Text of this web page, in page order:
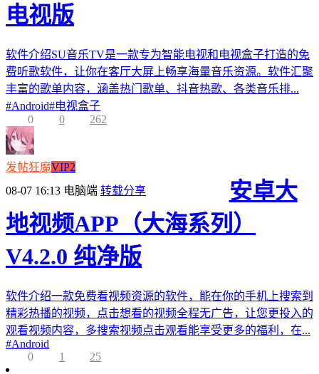
电视版
软件介绍SU音乐TV是一款专为智能电视和电视盒子打造的免
费听歌软件，让你在客厅大屏上畅享海量音乐资源。软件汇聚
丰富的歌单内容，涵盖热门歌单、抖音热歌、各类音乐排...
#Android#电视盒子
0
0 262
发帖狂魔VIP2
08-07 16:13 电脑端 转载分享
安卓大
地视频APP（大海系列）
V4.2.0 纯净版
软件介绍一款免费看视频资源的软件，能在你的手机上搜索到
精彩热播的视频，点击想看的视频全程无广告，让您更投入的
观看视频内容，多搜索视频点击观看能享受更多的福利，在...
#Android
0
1 25